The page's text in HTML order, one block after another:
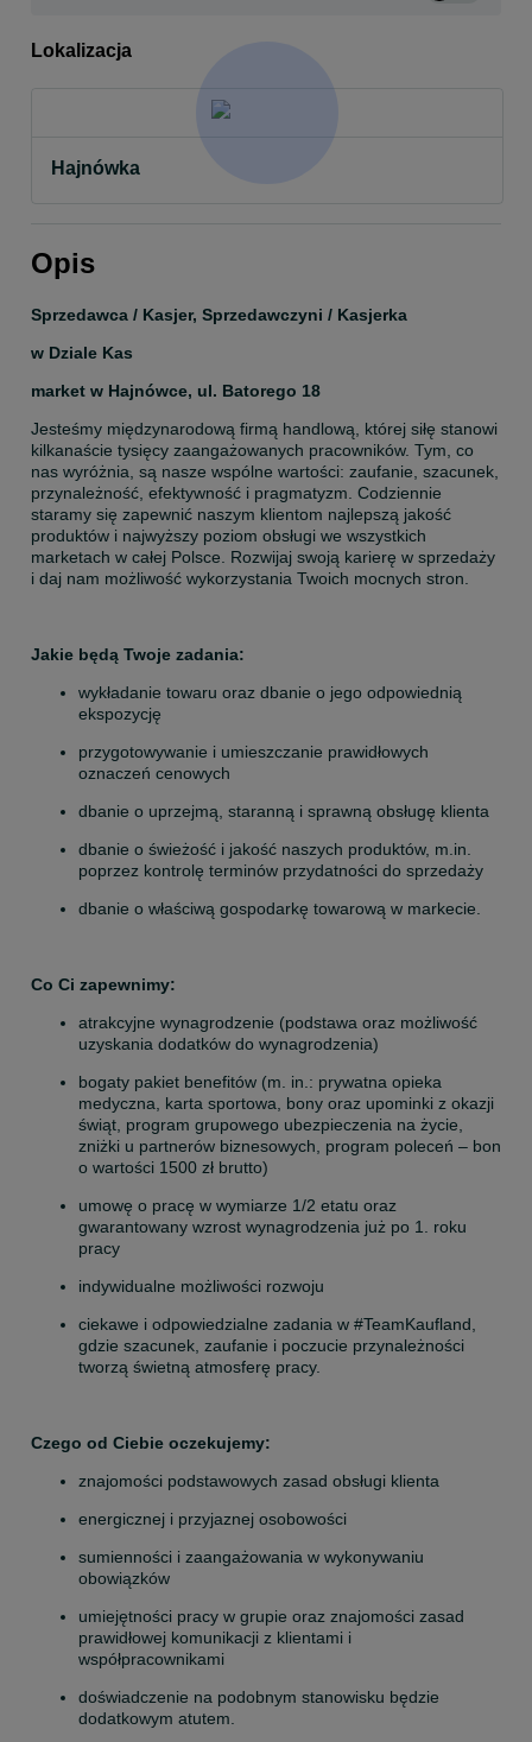
Lokalizacja
Hajnówka
Opis
Sprzedawca / Kasjer, Sprzedawczyni / Kasjerka
w Dziale Kas
market w Hajnówce, ul. Batorego 18
Jesteśmy międzynarodową firmą handlową, której siłę stanowi
kilkanaście tysięcy zaangażowanych pracowników. Tym, co
nas wyróżnia, są nasze wspólne wartości: zaufanie, szacunek,
przynależność, efektywność i pragmatyzm. Codziennie
staramy się zapewnić naszym klientom najlepszą jakość
produktów i najwyższy poziom obsługi we wszystkich
marketach w całej Polsce. Rozwijaj swoją karierę w sprzedaży
i daj nam możliwość wykorzystania Twoich mocnych stron.
Jakie będą Twoje zadania:
wykładanie towaru oraz dbanie o jego odpowiednią
ekspozycję
przygotowywanie i umieszczanie prawidłowych
oznaczeń cenowych
dbanie o uprzejmą, staranną i sprawną obsługę klienta
dbanie o świeżość i jakość naszych produktów, m.in.
poprzez kontrolę terminów przydatności do sprzedaży
dbanie o właściwą gospodarkę towarową w markecie.
Co Ci zapewnimy:
atrakcyjne wynagrodzenie (podstawa oraz możliwość
uzyskania dodatków do wynagrodzenia)
bogaty pakiet benefitów (m. in.: prywatna opieka
medyczna, karta sportowa, bony oraz upominki z okazji
świąt, program grupowego ubezpieczenia na życie,
zniżki u partnerów biznesowych, program poleceń – bon
o wartości 1500 zł brutto)
umowę o pracę w wymiarze 1/2 etatu oraz
gwarantowany wzrost wynagrodzenia już po 1. roku
pracy
indywidualne możliwości rozwoju
ciekawe i odpowiedzialne zadania w #TeamKaufland,
gdzie szacunek, zaufanie i poczucie przynależności
tworzą świetną atmosferę pracy.
Czego od Ciebie oczekujemy:
znajomości podstawowych zasad obsługi klienta
energicznej i przyjaznej osobowości
sumienności i zaangażowania w wykonywaniu
obowiązków
umiejętności pracy w grupie oraz znajomości zasad
prawidłowej komunikacji z klientami i
współpracownikami
doświadczenie na podobnym stanowisku będzie
dodatkowym atutem.